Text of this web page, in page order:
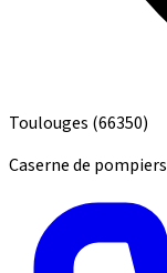
Toulouges (66350)
Caserne de pompiers